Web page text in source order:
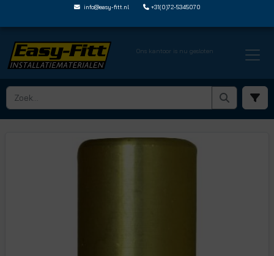
info@easy-fitt.nl +31(0)72-5345070
Ons kantoor is nu gesloten
HOME › JOHN GUEST SPEEDFIT › MESSING SPIE MET BUITENDRAAD › MW051203N